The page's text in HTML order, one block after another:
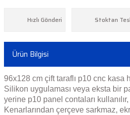
Hızlı Gönderi Stoktan
Ürün Bilgisi
96x128 cm çift taraflı p10 cnc kasa
Silikon uygulaması veya eksta bir
yerine p10 panel contaları
Kenarlarından çerçeve sarkmaz,